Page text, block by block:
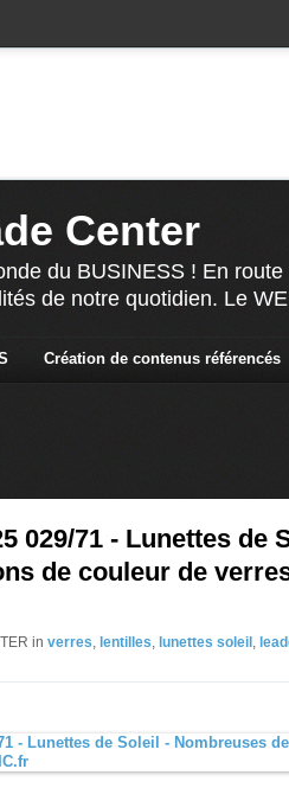
Center
du BUSINESS ! En
de notre quotidien. Le
Création de contenus référencés
029/71 - Lunettes de
de couleur de
in verres, lentilles, lunettes soleil ,